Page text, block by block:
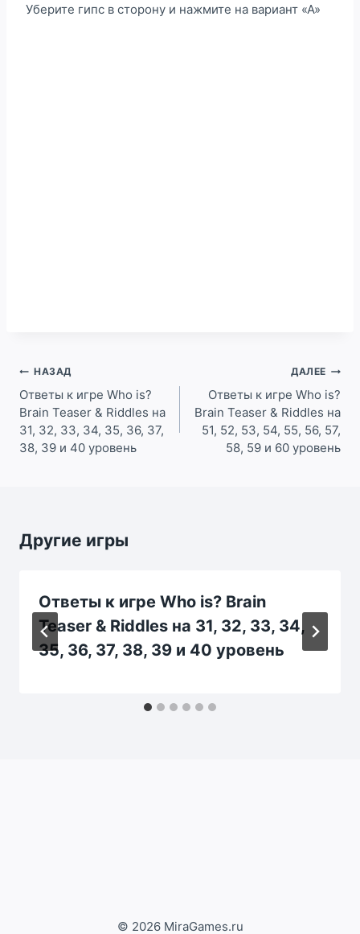
Уберите гипс в сторону и нажмите на вариант «А»
Навигация
по
записям
НАЗАД
Ответы к игре Who is?
Brain Teaser & Riddles на
31, 32, 33, 34, 35, 36, 37,
38, 39 и 40 уровень
ДАЛЕЕ
Ответы к игре Who is?
Brain Teaser & Riddles на
51, 52, 53, 54, 55, 56, 57,
58, 59 и 60 уровень
Другие игры
Ответы к игре Who is? Brain
Teaser & Riddles на 31, 32, 33, 34,
35, 36, 37, 38, 39 и 40 уровень
© 2026 MiraGames.ru